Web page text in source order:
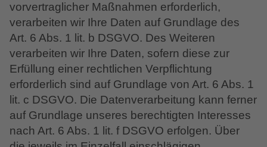
vorvertraglicher Maßnahmen erforderlich,
verarbeiten wir Ihre Daten auf Grundlage des
Art. 6 Abs. 1 lit. b DSGVO. Des Weiteren
verarbeiten wir Ihre Daten, sofern diese zur
Erfüllung einer rechtlichen Verpflichtung
erforderlich sind auf Grundlage von Art. 6 Abs. 1
lit. c DSGVO. Die Datenverarbeitung kann ferner
auf Grundlage unseres berechtigten Interesses
nach Art. 6 Abs. 1 lit. f DSGVO erfolgen. Über